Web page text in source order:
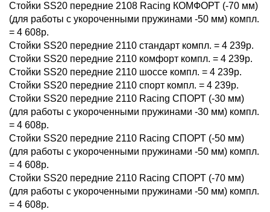
Стойки SS20 передние 2108 Racing КОМФОРТ (-70 мм)
(для работы с укороченными пружинами -50 мм) компл.
= 4 608р.
Стойки SS20 передние 2110 стандарт компл. = 4 239р.
Стойки SS20 передние 2110 комфорт компл. = 4 239р.
Стойки SS20 передние 2110 шоссе компл. = 4 239р.
Стойки SS20 передние 2110 спорт компл. = 4 239р.
Стойки SS20 передние 2110 Racing СПОРТ (-30 мм)
(для работы с укороченными пружинами -30 мм) компл.
= 4 608р.
Стойки SS20 передние 2110 Racing СПОРТ (-50 мм)
(для работы с укороченными пружинами -50 мм) компл.
= 4 608р.
Стойки SS20 передние 2110 Racing СПОРТ (-70 мм)
(для работы с укороченными пружинами -50 мм) компл.
= 4 608р.